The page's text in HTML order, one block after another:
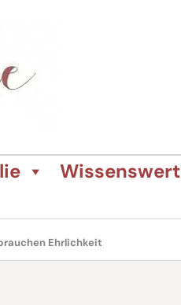
Wissenswert
Ehrlichkeit